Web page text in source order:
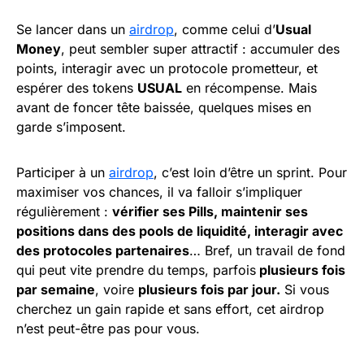
Se lancer dans un airdrop, comme celui d’Usual
Money, peut sembler super attractif : accumuler des
points, interagir avec un protocole prometteur, et
espérer des tokens USUAL en récompense. Mais
avant de foncer tête baissée, quelques mises en
garde s’imposent.
Participer à un airdrop, c’est loin d’être un sprint. Pour
maximiser vos chances, il va falloir s’impliquer
régulièrement : vérifier ses Pills, maintenir ses
positions dans des pools de liquidité, interagir avec
des protocoles partenaires… Bref, un travail de fond
qui peut vite prendre du temps, parfois plusieurs fois
par semaine, voire plusieurs fois par jour. Si vous
cherchez un gain rapide et sans effort, cet airdrop
n’est peut-être pas pour vous.